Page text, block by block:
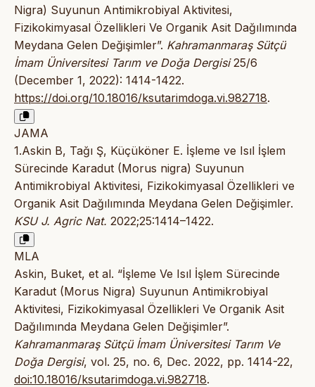
Nigra) Suyunun Antimikrobiyal Aktivitesi,
Fizikokimyasal Özellikleri Ve Organik Asit Dağılımında
Meydana Gelen Değişimler”. Kahramanmaraş Sütçü
İmam Üniversitesi Tarım ve Doğa Dergisi25/6
(December 1, 2022): 1414-1422.
https://doi.org/10.18016/ksutarimdoga.vi.982718.
JAMA
1.Askin B, Tağı Ş, Küçüköner E. İşleme ve Isıl İşlem
Sürecinde Karadut (Morus nigra) Suyunun
Antimikrobiyal Aktivitesi, Fizikokimyasal Özellikleri ve
Organik Asit Dağılımında Meydana Gelen Değişimler.
KSU J. Agric Nat. 2022;25:1414–1422.
MLA
Askin, Buket, et al. “İşleme Ve Isıl İşlem Sürecinde
Karadut (Morus Nigra) Suyunun Antimikrobiyal
Aktivitesi, Fizikokimyasal Özellikleri Ve Organik Asit
Dağılımında Meydana Gelen Değişimler”.
Kahramanmaraş Sütçü İmam Üniversitesi Tarım Ve
Doğa Dergisi, vol. 25, no. 6, Dec. 2022, pp. 1414-22,
doi:10.18016/ksutarimdoga.vi.982718.